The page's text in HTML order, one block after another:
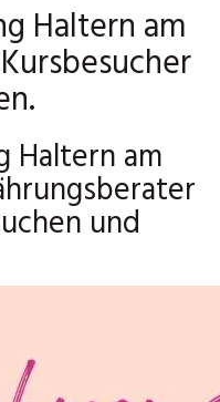
Haltern am
Haltern am
und